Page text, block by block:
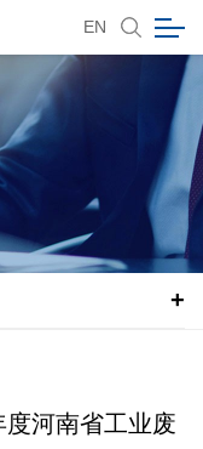
EN
河南省工业废